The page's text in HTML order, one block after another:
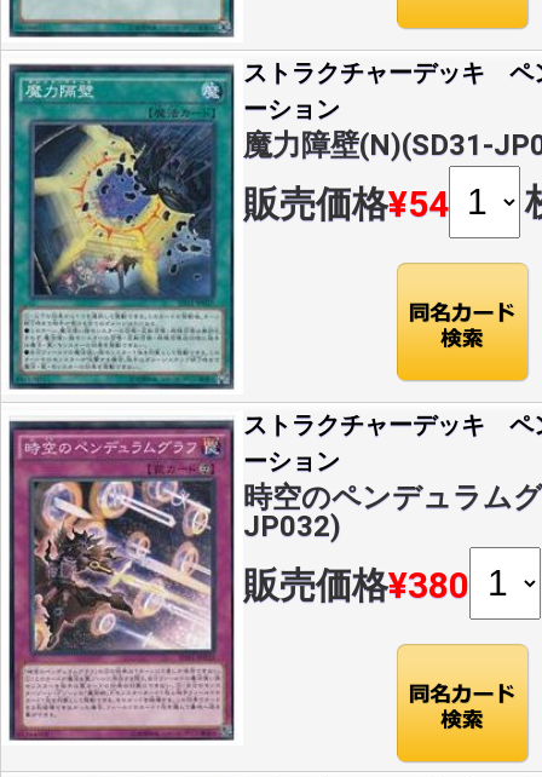
ストラクチャーデッキ ペ
ーション
魔力障壁(N)(SD31-
販売価格¥54
ストラクチャーデッキ ペ
ーション
時空のペンデュラム
JP032)
販売価格¥380